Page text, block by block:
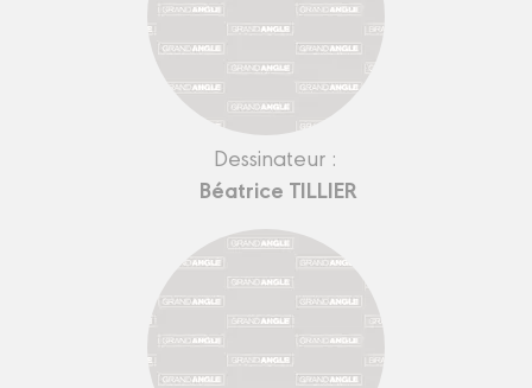
Dessinateur :
Béatrice TILLIER